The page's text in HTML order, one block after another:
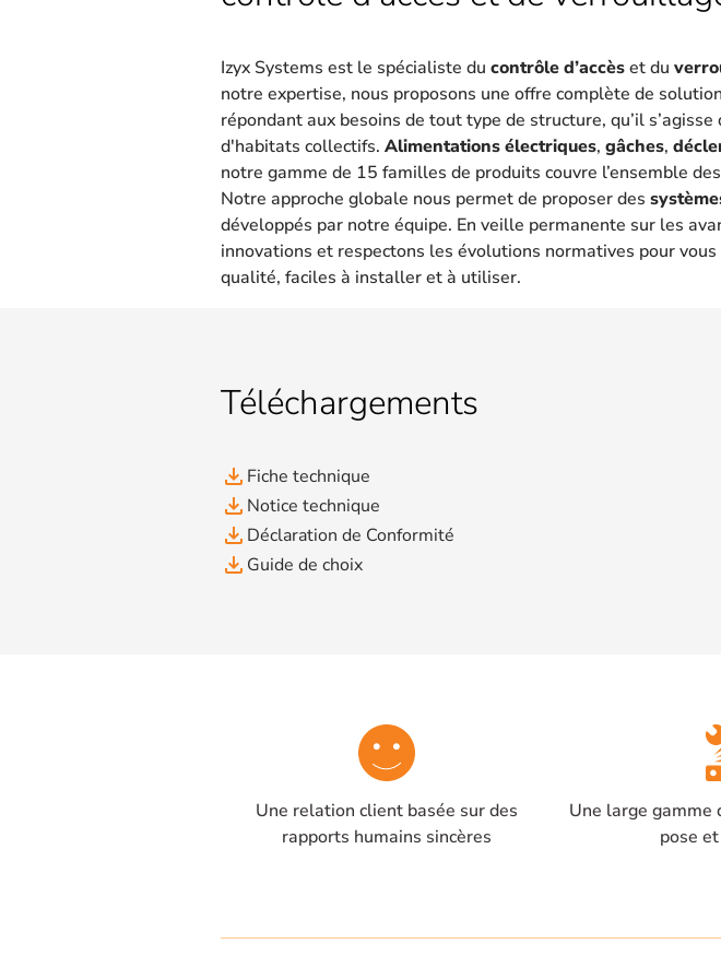
Izyx Systems est le spécialiste du contrôle d’accèset du
notre expertise, nous proposons une offre complète de
répondant aux besoins de tout type de structure, qu’il
d'habitats collectifs. Alimentations électriques, gâches,
notre gamme de 15 familles de produits couvre l’ensemble
Notre approche globale nous permet de proposer des
développés par notre équipe. En veille permanente sur les
innovations et respectons les évolutions normatives pour
qualité, faciles à installer et à utiliser.
Téléchargements
file_download Fiche technique
file_download Notice technique
file_download Déclaration de Conformité
file_download Guide de choix
Une relation client basée sur des
rapports humains sincères
Une large
pose